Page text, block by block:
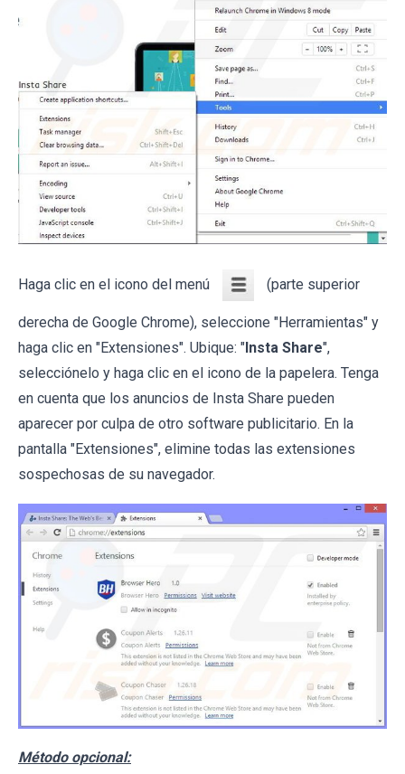
Haga clic en el icono del menú (parte superior
derecha de Google Chrome), seleccione "Herramientas" y
haga clic en "Extensiones". Ubique: " Insta Share",
selecciónelo y haga clic en el icono de la papelera. Tenga
en cuenta que los anuncios de Insta Share pueden
aparecer por culpa de otro software publicitario. En la
pantalla "Extensiones", elimine todas las extensiones
sospechosas de su navegador.
Método opcional: